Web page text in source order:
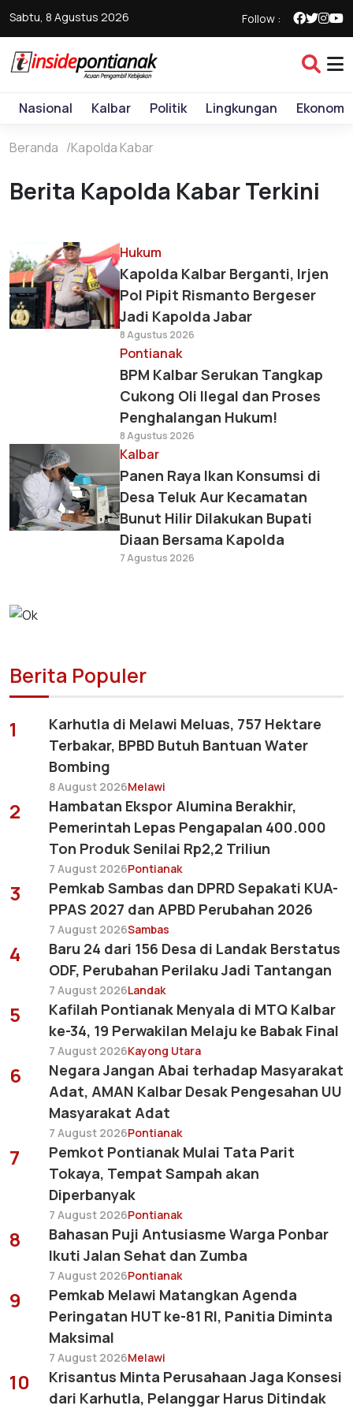
Sabtu, 8 Agustus 2026 Follow :
Nasional Kalbar Politik Lingkungan Ekonomi
Beranda Kapolda Kabar
Berita Kapolda Kabar Terkini
Hukum
Kapolda Kalbar Berganti, Irjen
Pol Pipit Rismanto Bergeser
Jadi Kapolda Jabar
8 Agustus 2026
Pontianak
BPM Kalbar Serukan Tangkap
Cukong Oli Ilegal dan Proses
Penghalangan Hukum!
8 Agustus 2026
Kalbar
Panen Raya Ikan Konsumsi di
Desa Teluk Aur Kecamatan
Bunut Hilir Dilakukan Bupati
Diaan Bersama Kapolda
7 Agustus 2026
Berita Populer
1
Karhutla di Melawi Meluas, 757 Hektare
Terbakar, BPBD Butuh Bantuan Water
Bombing
8 August 2026Melawi
2
Hambatan Ekspor Alumina Berakhir,
Pemerintah Lepas Pengapalan 400.000
Ton Produk Senilai Rp2,2 Triliun
7 August 2026Pontianak
3
Pemkab Sambas dan DPRD Sepakati KUA-
PPAS 2027 dan APBD Perubahan 2026
7 August 2026Sambas
4
Baru 24 dari 156 Desa di Landak Berstatus
ODF, Perubahan Perilaku Jadi Tantangan
7 August 2026Landak
5
Kafilah Pontianak Menyala di MTQ Kalbar
ke-34, 19 Perwakilan Melaju ke Babak Final
7 August 2026Kayong Utara
6
Negara Jangan Abai terhadap Masyarakat
Adat, AMAN Kalbar Desak Pengesahan UU
Masyarakat Adat
7 August 2026Pontianak
7
Pemkot Pontianak Mulai Tata Parit
Tokaya, Tempat Sampah akan
Diperbanyak
7 August 2026Pontianak
8
Bahasan Puji Antusiasme Warga Ponbar
Ikuti Jalan Sehat dan Zumba
7 August 2026Pontianak
9
Pemkab Melawi Matangkan Agenda
Peringatan HUT ke-81 RI, Panitia Diminta
Maksimal
7 August 2026Melawi
10
Krisantus Minta Perusahaan Jaga Konsesi
dari Karhutla, Pelanggar Harus Ditindak